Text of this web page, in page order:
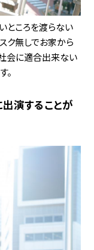
ところを渡らない
ク無しでお家から
会に適合出来ない
。
演することが